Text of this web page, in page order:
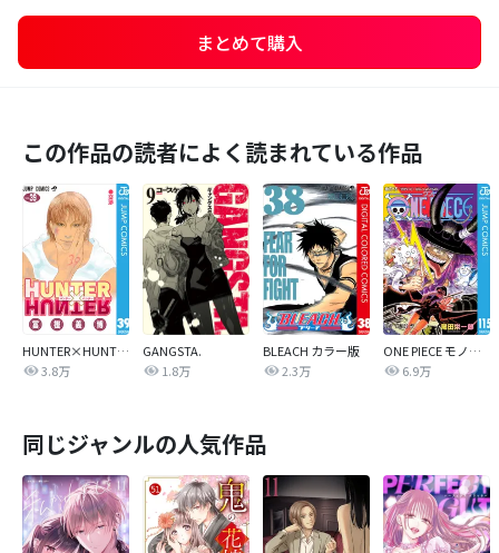
まとめて購入
この作品の読者によく読まれている作品
HUNTER×HUNTER モノクロ版
3.8万
GANGSTA.
1.8万
BLEACH カラー版
2.3万
ONE PIECE モノクロ版
6.9万
同じジャンルの人気作品